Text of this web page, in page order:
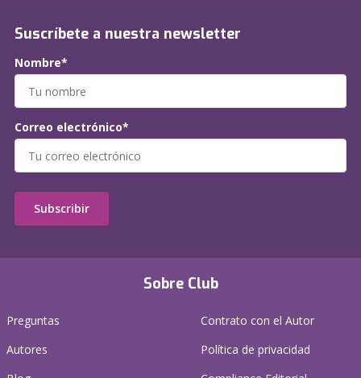
Sobre Club
Preguntas
Autores
Contrato con el Autor
Política de privacidad
Suscríbete a nuestra newsletter
Nombre*
Correo electrónico*
Subscribir